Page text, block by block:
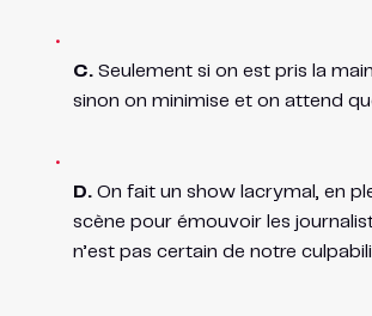
C.Seulement si on est pris la
sinon on minimise et on attend
D.On fait un show lacrymal, en
scène pour émouvoir les
n’est pas certain de notre